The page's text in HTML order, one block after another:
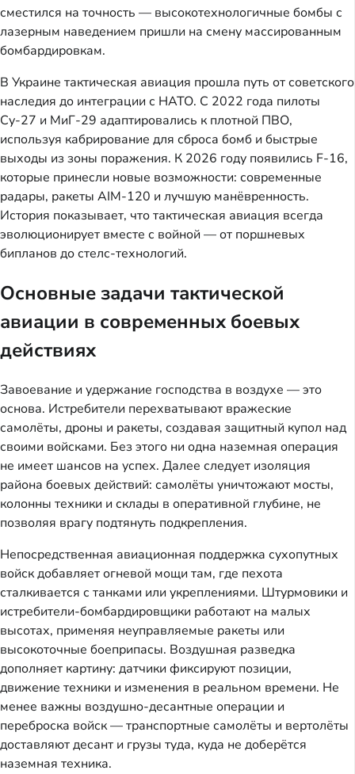
сместился на точность — высокотехнологичные бомбы с
лазерным наведением пришли на смену массированным
бомбардировкам.
В Украине тактическая авиация прошла путь от советского
наследия до интеграции с НАТО. С 2022 года пилоты
Су-27 и МиГ-29 адаптировались к плотной ПВО,
используя кабрирование для сброса бомб и быстрые
выходы из зоны поражения. К 2026 году появились F-16,
которые принесли новые возможности: современные
радары, ракеты AIM-120 и лучшую манёвренность.
История показывает, что тактическая авиация всегда
эволюционирует вместе с войной — от поршневых
бипланов до стелс-технологий.
Основные задачи тактической
авиации в современных боевых
действиях
Завоевание и удержание господства в воздухе — это
основа. Истребители перехватывают вражеские
самолёты, дроны и ракеты, создавая защитный купол над
своими войсками. Без этого ни одна наземная операция
не имеет шансов на успех. Далее следует изоляция
района боевых действий: самолёты уничтожают мосты,
колонны техники и склады в оперативной глубине, не
позволяя врагу подтянуть подкрепления.
Непосредственная авиационная поддержка сухопутных
войск добавляет огневой мощи там, где пехота
сталкивается с танками или укреплениями. Штурмовики и
истребители-бомбардировщики работают на малых
высотах, применяя неуправляемые ракеты или
высокоточные боеприпасы. Воздушная разведка
дополняет картину: датчики фиксируют позиции,
движение техники и изменения в реальном времени. Не
менее важны воздушно-десантные операции и
переброска войск — транспортные самолёты и вертолёты
доставляют десант и грузы туда, куда не доберётся
наземная техника.